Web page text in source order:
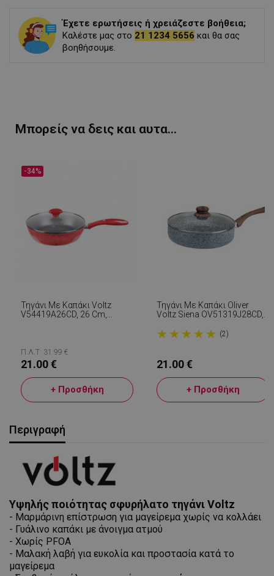
Έχετε ερωτήσεις ή χρειάζεστε βοήθεια;
Καλέστε μας στο 21 1234 5656 και θα σας
βοηθήσουμε.
Μπορείς να δεις και αυτα...
Τηγάνι Με Καπάκι Voltz
V54419A26CD, 26 Cm,
-34%
Π.Λ.Τ: 31.99 €
21.00 €
+ Προσθήκη
Τηγάνι Με Καπάκι Oliver
Voltz Siena OV51319J28CD,
Επίστρωση, Επαγωγή, Γκρι
★ ★ ★ ★ ★ (2)
21.00 €
+ Προσθήκη
Περιγραφή
Υψηλής ποιότητας σφυρήλατο τηγάνι Voltz
- Μαρμάρινη επίστρωση για μαγείρεμα χωρίς να κολλάει
- Γυάλινο καπάκι με άνοιγμα ατμού
- Χωρίς PFOA
- Μαλακή λαβή για ευκολία και προστασία κατά το
μαγείρεμα